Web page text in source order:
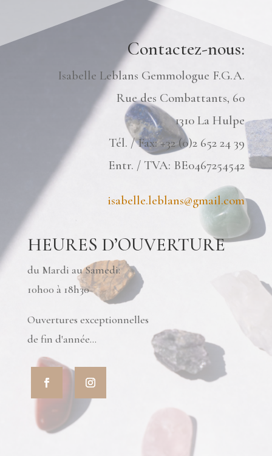
Contactez-nous:
Isabelle Leblans Gemmologue F.G.A.
Rue des Combattants, 60
1310 La Hulpe
Tél. / Fax: +32 (0)2 652 24 39
Entr. / TVA: BE0467254542
isabelle.leblans@gmail.com
HEURES D’OUVERTURE
du Mardi au Samedi:
10h00 à 18h30
Ouvertures exceptionnelles
de fin d'année...